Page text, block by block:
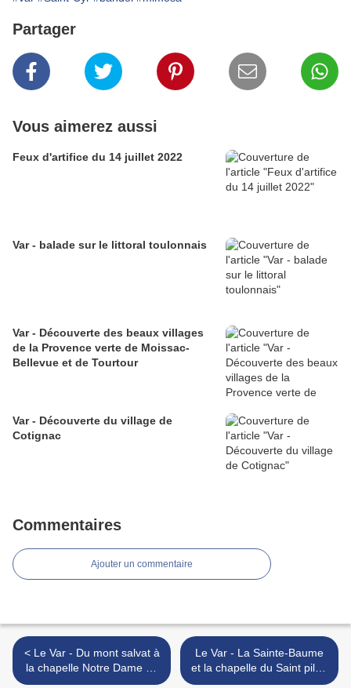
Partager
Vous aimerez aussi
Feux d'artifice du 14 juillet 2022
Var - balade sur le littoral toulonnais
Var - Découverte des beaux villages
de la Provence verte de Moissac-
Bellevue et de Tourtour
Var - Découverte du village de
Cotignac
Commentaires
Ajouter un commentaire
< Le Var - Du mont salvat à
la chapelle Notre Dame du
mai
Le Var - La Sainte-Baume
et la chapelle du Saint pilon
>